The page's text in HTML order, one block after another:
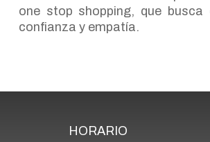
one stop shopping, que busca
confianza y empatía.
HORARIO